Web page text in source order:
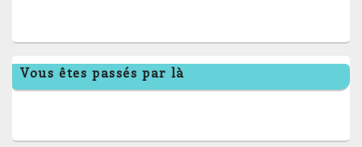
Vous êtes passés par là